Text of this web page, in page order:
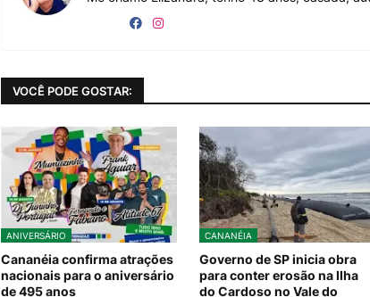
VOCÊ PODE GOSTAR:
ANIVERSÁRIO
Cananéia confirma atrações
nacionais para o aniversário
de 495 anos
CANANÉIA
Governo de SP inicia obra
para conter erosão na Ilha
do Cardoso no Vale do